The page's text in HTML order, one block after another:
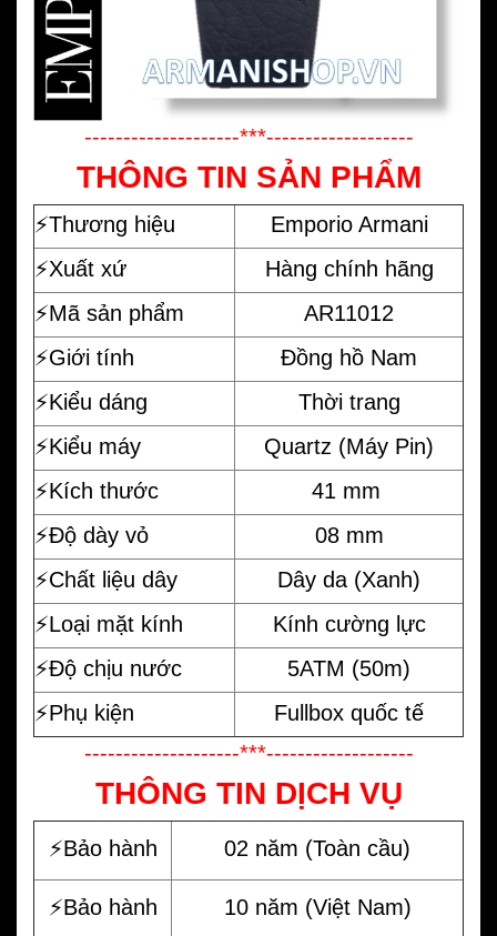
--------------------***-------------------
THÔNG TIN SẢN PHẨM
⚡️Thương hiệu
Emporio Armani
⚡️Xuất xứ
Hàng chính hãng
⚡️Mã sản phẩm
AR11012
⚡️Giới tính
Đồng hồ Nam
⚡️Kiểu dáng
Thời trang
⚡️Kiểu máy
Quartz (Máy Pin)
⚡️Kích thước
41 mm
⚡️Độ dày vỏ
08 mm
⚡️Chất liệu dây
Dây da (Xanh)
⚡️Loại mặt kính
Kính cường lực
⚡️Độ chịu nước
5ATM (50m)
⚡️Phụ kiện
Fullbox quốc tế
--------------------***-------------------
THÔNG TIN DỊCH VỤ
⚡️Bảo hành 02 năm (Toàn cầu)
⚡️Bảo hành 10 năm (Việt Nam)